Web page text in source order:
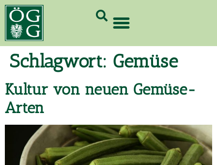
Schlagwort: Gemüse
Kultur von neuen Gemüse-
Arten